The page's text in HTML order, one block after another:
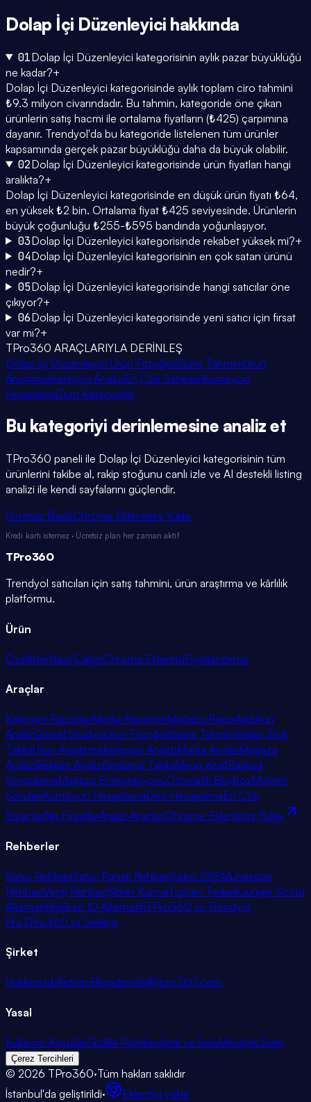
Dolap İçi Düzenleyici hakkında
01Dolap İçi Düzenleyici kategorisinin aylık pazar büyüklüğü
ne kadar?+
Dolap İçi Düzenleyici kategorisinde aylık toplam ciro tahmini
₺9.3 milyon civarındadır. Bu tahmin, kategoride öne çıkan
ürünlerin satış hacmi ile ortalama fiyatların (₺425) çarpımına
dayanır. Trendyol'da bu kategoride listelenen tüm ürünler
kapsamında gerçek pazar büyüklüğü daha da büyük olabilir.
02Dolap İçi Düzenleyici kategorisinde ürün fiyatları hangi
aralıkta?+
Dolap İçi Düzenleyici kategorisinde en düşük ürün fiyatı ₺64,
en yüksek ₺2 bin. Ortalama fiyat ₺425 seviyesinde. Ürünlerin
büyük çoğunluğu ₺255-₺595 bandında yoğunlaşıyor.
03Dolap İçi Düzenleyici kategorisinde rekabet yüksek mi?+
04Dolap İçi Düzenleyici kategorisinin en çok satan ürünü
nedir?+
05Dolap İçi Düzenleyici kategorisinde hangi satıcılar öne
çıkıyor?+
06Dolap İçi Düzenleyici kategorisinde yeni satıcı için fırsat
var mı?+
TPro360 ARAÇLARIYLA DERİNLEŞ
Dolap İçi Düzenleyici Ürün FotoğrafıSatış TahminiÜrün
AraştırmaKategori AnaliziEn Çok SatanlarKomisyon
HesaplamaTüm Kategoriler
Bu kategoriyi derinlemesine analiz et
TPro360 paneli ile Dolap İçi Düzenleyici kategorisinin tüm
ürünlerini takibe al, rakip stoğunu canlı izle ve AI destekli listing
analizi ile kendi sayfalarını güçlendir.
Ücretsiz BaşlaChrome Eklentisini Yükle
Kredi kartı istemez · Ücretsiz plan her zaman aktif
TPro360
Trendyol satıcıları için satış tahmini, ürün araştırma ve kârlılık
platformu.
Ürün
ÖzelliklerNasıl ÇalışırChrome EklentisiFiyatlandırma
Araçlar
Kategori RaporlarıMarka RaporlarıMağaza RaporlarıÜrün
AnalizGörsel StüdyoÜrün FotoğrafıSatış TahminiRakip Stok
TakibiÜrün AraştırmaKategori AnaliziMarka AnaliziMağaza
AnaliziReklam AnaliziSıralama TakibiMega KeşifBarkod
SorgulamaMağaza EntegrasyonuOtomatik BuyboxMüşteri
SorularıKomisyon HesaplamaDesi HesaplamaEn Çok
SatanlarNiş FırsatlarAnaliz AraçlarıChrome Eklentisini Yükle
Rehberler
Satıcı RehberiSatıcı Paneli RehberiSatıcı SSSMuhasebe
RehberiVergi RehberiŞirket KurmaToptan TedarikJungle Scout
AlternatifiHelium 10 AlternatifiTPro360 vs Trendyol
ProTPro360 vs Sellerg
Şirket
HakkımızdaİletişimBlogdestek@tpro360.com
Yasal
Kullanım KoşullarıGizlilik Politikasıİptal ve İadeMesafeli Satış
Çerez Tercihleri
© 2026 TPro360·Tüm hakları saklıdır
İstanbul'da geliştirildi· Eklentiyi yükle